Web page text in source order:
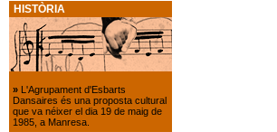
HISTÒRIA
» L'Agrupament d'Esbarts
Dansaires és una proposta cultural
que va néixer el dia 19 de maig de
1985, a Manresa.